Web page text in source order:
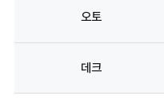
오토
데크